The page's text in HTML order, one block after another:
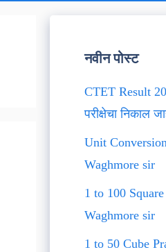
नवीन पोस्ट
CTET Result
परीक्षेचा निकाल
Unit
Waghmore sir
1 to 100
Waghmore sir
1 to 50 Cube